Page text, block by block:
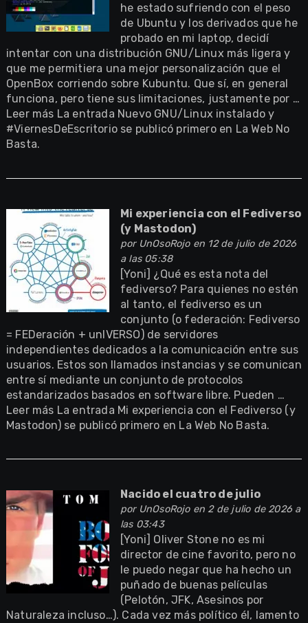
he estado sufriendo con el peso
de Ubuntu y los derivados que he
probado en mi laptop, decidí
intentar con una distribución GNU/Linux más ligera y
que me permitiera una mejor personalización que el
OpenBox corriendo sobre Kubuntu. Que sí, en general
funciona, pero tiene sus limitaciones, justamente por …
Leer más La entrada Nuevo GNU/Linux instalado y
#ViernesDeEscritorio se publicó primero en La Web No
Basta.
Mi experiencia con el Fediverso
(y Mastodon)
por UnOsoRojoen 12 de julio de 2026
a las 05:38
[Yoni] ¿Qué es esta nota del
fediverso? Para quienes no estén
al tanto, el fediverso es un
conjunto (o federación: Fediverso
= FEDeración + unIVERSO) de servidores
independientes dedicados a la comunicación entre sus
usuarios. Estos son llamados instancias y se comunican
entre sí mediante un conjunto de protocolos
estandarizados basados en software libre. Pueden …
Leer más La entrada Mi experiencia con el Fediverso (y
Mastodon) se publicó primero en La Web No Basta.
Nacido el cuatro de julio
por UnOsoRojoen 2 de julio de 2026 a
las 03:43
[Yoni] Oliver Stone no es mi
director de cine favorito, pero no
le puedo negar que ha hecho un
puñado de buenas películas
(Pelotón, JFK, Asesinos por
Naturaleza incluso…). Cada vez más político él, lamento